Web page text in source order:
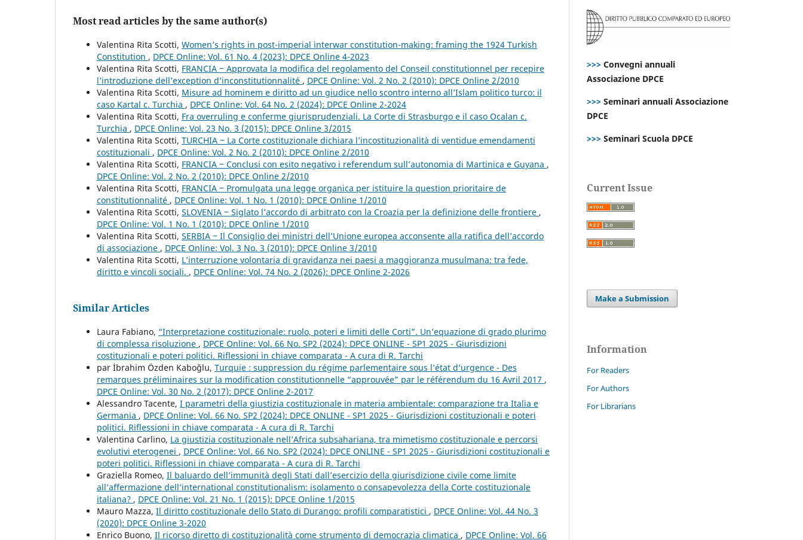
Most read articles by the same author(s)
Valentina Rita Scotti, Women’s rights in post-imperial interwar constitution-making: framing the 1924 Turkish
Constitution , DPCE Online: Vol. 61 No. 4 (2023): DPCE Online 4-2023
Valentina Rita Scotti, FRANCIA ‒ Approvata la modifica del regolamento del Conseil constitutionnel per recepire
l’introduzione dell’exception d’inconstitutionnalité , DPCE Online: Vol. 2 No. 2 (2010): DPCE Online 2/2010
Valentina Rita Scotti, Misure ad hominem e diritto ad un giudice nello scontro interno all’Islam politico turco: il
caso Kartal c. Turchia , DPCE Online: Vol. 64 No. 2 (2024): DPCE Online 2-2024
Valentina Rita Scotti, Fra overruling e conferme giurisprudenziali. La Corte di Strasburgo e il caso Ocalan c.
Turchia , DPCE Online: Vol. 23 No. 3 (2015): DPCE Online 3/2015
Valentina Rita Scotti, TURCHIA ‒ La Corte costituzionale dichiara l’incostituzionalità di ventidue emendamenti
costituzionali , DPCE Online: Vol. 2 No. 2 (2010): DPCE Online 2/2010
Valentina Rita Scotti, FRANCIA ‒ Conclusi con esito negativo i referendum sull’autonomia di Martinica e Guyana ,
DPCE Online: Vol. 2 No. 2 (2010): DPCE Online 2/2010
Valentina Rita Scotti, FRANCIA ‒ Promulgata una legge organica per istituire la question prioritaire de
constitutionnalité , DPCE Online: Vol. 1 No. 1 (2010): DPCE Online 1/2010
Valentina Rita Scotti, SLOVENIA ‒ Siglato l’accordo di arbitrato con la Croazia per la definizione delle frontiere ,
DPCE Online: Vol. 1 No. 1 (2010): DPCE Online 1/2010
Valentina Rita Scotti, SERBIA ‒ Il Consiglio dei ministri dell’Unione europea acconsente alla ratifica dell’accordo
di associazione , DPCE Online: Vol. 3 No. 3 (2010): DPCE Online 3/2010
Valentina Rita Scotti, L’interruzione volontaria di gravidanza nei paesi a maggioranza musulmana: tra fede,
diritto e vincoli sociali. , DPCE Online: Vol. 74 No. 2 (2026): DPCE Online 2-2026
Similar Articles
Laura Fabiano, “Interpretazione costituzionale: ruolo, poteri e limiti delle Corti”. Un’equazione di grado plurimo
di complessa risoluzione , DPCE Online: Vol. 66 No. SP2 (2024): DPCE ONLINE - SP1 2025 - Giurisdizioni
costituzionali e poteri politici. Riflessioni in chiave comparata - A cura di R. Tarchi
par İbrahim Özden Kaboğlu, Turquie : suppression du régime parlementaire sous l’état d’urgence - Des
remarques préliminaires sur la modification constitutionnelle “approuvée” par le référendum du 16 Avril 2017 ,
DPCE Online: Vol. 30 No. 2 (2017): DPCE Online 2-2017
Alessandro Tacente, I parametri della giustizia costituzionale in materia ambientale: comparazione tra Italia e
Germania , DPCE Online: Vol. 66 No. SP2 (2024): DPCE ONLINE - SP1 2025 - Giurisdizioni costituzionali e poteri
politici. Riflessioni in chiave comparata - A cura di R. Tarchi
Valentina Carlino, La giustizia costituzionale nell’Africa subsahariana, tra mimetismo costituzionale e percorsi
evolutivi eterogenei , DPCE Online: Vol. 66 No. SP2 (2024): DPCE ONLINE - SP1 2025 - Giurisdizioni costituzionali e
poteri politici. Riflessioni in chiave comparata - A cura di R. Tarchi
Graziella Romeo, Il baluardo dell’immunità degli Stati dall’esercizio della giurisdizione civile come limite
all’affermazione dell’international constitutionalism: isolamento o consapevolezza della Corte costituzionale
italiana? , DPCE Online: Vol. 21 No. 1 (2015): DPCE Online 1/2015
Mauro Mazza, Il diritto costituzionale dello Stato di Durango: profili comparatistici , DPCE Online: Vol. 44 No. 3
(2020): DPCE Online 3-2020
Enrico Buono, Il ricorso diretto di costituzionalità come strumento di democrazia climatica , DPCE Online: Vol. 66
>>> Convegni annuali
Associazione DPCE
>>> Seminari annuali Associazione
DPCE
>>> Seminari Scuola DPCE
Current Issue
Make a Submission
Information
For Readers
For Authors
For Librarians